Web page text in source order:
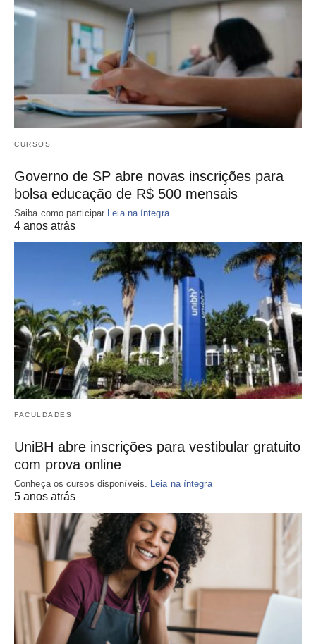
CURSOS
Governo de SP abre novas inscrições para
bolsa educação de R$ 500 mensais
Saiba como participar Leia na íntegra
4 anos atrás
FACULDADES
UniBH abre inscrições para vestibular gratuito
com prova online
Conheça os cursos disponíveis. Leia na íntegra
5 anos atrás